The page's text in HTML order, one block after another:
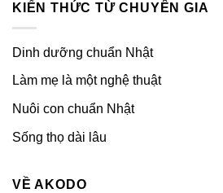
KIẾN THỨC TỪ CHUYÊN GIA
Dinh dưỡng chuẩn Nhật
Làm mẹ là một nghệ thuật
Nuôi con chuẩn Nhật
Sống thọ dài lâu
VỀ AKODO